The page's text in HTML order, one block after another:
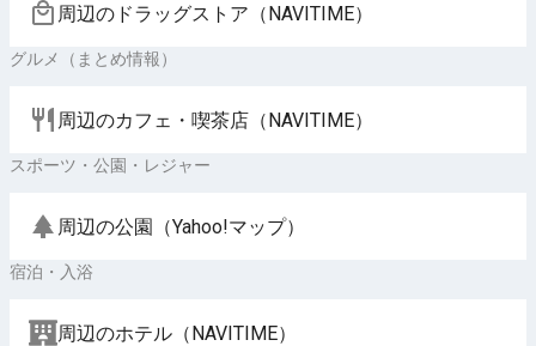
周辺のドラッグストア（NAVITIME）
グルメ（まとめ情報）
周辺のカフェ・喫茶店（NAVITIME）
スポーツ・公園・レジャー
周辺の公園（Yahoo!マップ）
宿泊・入浴
周辺のホテル（NAVITIME）